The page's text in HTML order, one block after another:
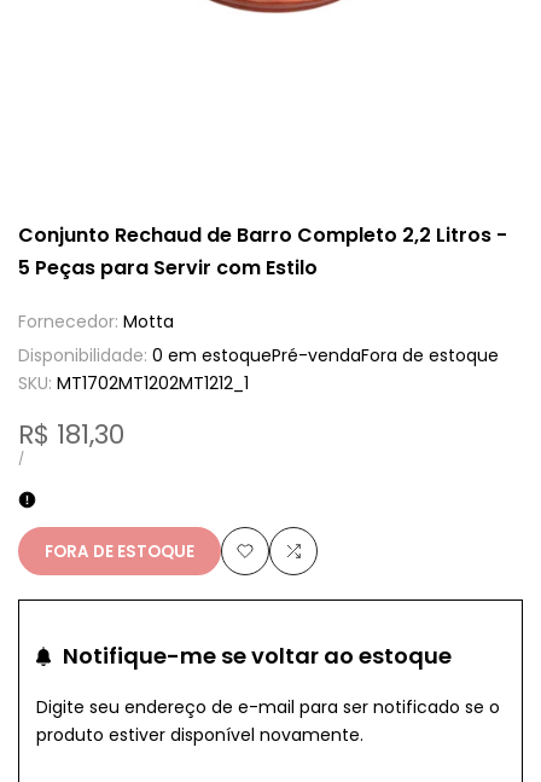
Conjunto Rechaud de Barro Completo 2,2 Litros -
5 Peças para Servir com Estilo
Fornecedor: Motta
Disponibilidade: 0 em estoquePré-vendaFora de estoque
SKU: MT1702MT1202MT1212_1
Preço
de
venda
R$ 181,30
PREÇO
/POR
FORA DE ESTOQUE
Adicionar
lista
de
Adicionar
Comparar
Notifique-me se voltar ao estoque
Digite seu endereço de e-mail para ser notificado se o
produto estiver disponível novamente.